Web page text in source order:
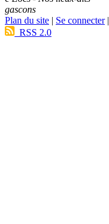
gascons
Plan du site | Se connecter|
RSS 2.0